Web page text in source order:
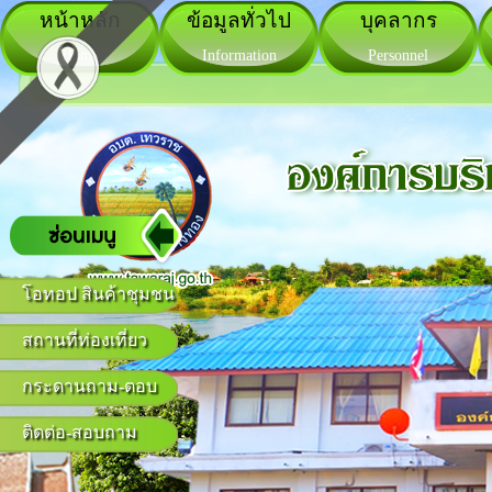
โอทอป สินค้าชุมชน
สถานที่ท่องเที่ยว
กระดานถาม-ตอบ
ติดต่อ-สอบถาม
หน้าหลัก
Home
ข้อมูลทั่วไป
Information
บุคลากร
Personnel